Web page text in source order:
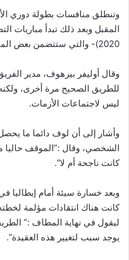
وتنطلق منافسات بطولة دوري
المقبل وبعد ذلك تبدأ مباريات
2020)- والتي ستتضمن بعض المباريات في ألمانيا.
وقال أوليفر بيرهوف، مدير
للطريق الصحيح مرة أخرى،
ليس لاجتماعات الأزمات.
وأشار إلى أن لوف دائما ما
الشخصي، وقال :”الموقف حاليا
كانت ناجحة أم لا”.
ليقول في نهاية المطاف :”
يوجد سبب لتغيير هذه العقيدة”.